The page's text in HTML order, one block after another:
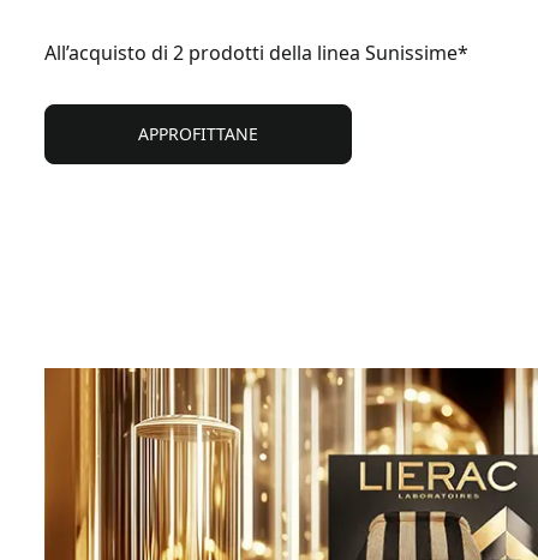
All’acquisto di 2 prodotti della linea Sunissime*
APPROFITTANE